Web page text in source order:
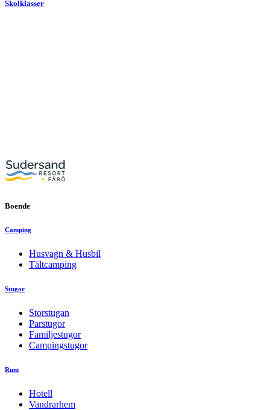
Skolklasser
Boende
Camping
Husvagn & Husbil
Tältcamping
Stugor
Storstugan
Parstugor
Familjestugor
Campingstugor
Rum
Hotell
Vandrarhem